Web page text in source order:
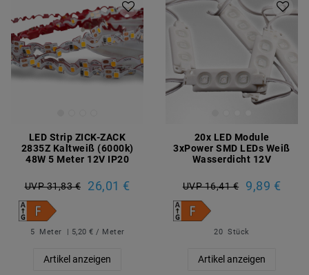
LED Strip ZICK-ZACK
2835Z Kaltweiß (6000k)
48W 5 Meter 12V IP20
UVP 31,83 € 26,01 €
5 Meter | 5,20 € / Meter
Artikel anzeigen
20x LED Module
3xPower SMD LEDs Weiß
Wasserdicht 12V
UVP 16,41 € 9,89 €
20 Stück
Artikel anzeigen